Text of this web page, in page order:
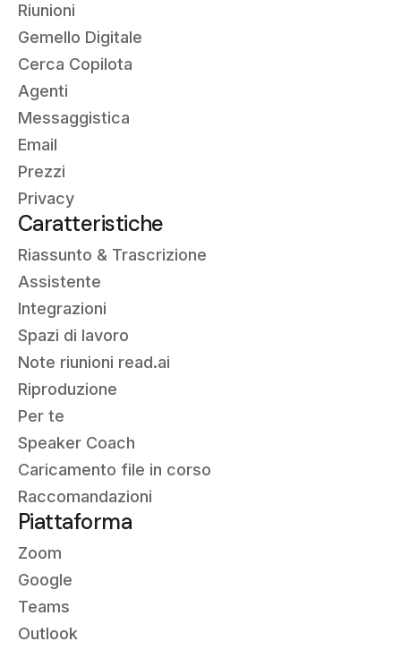
Riunioni
Gemello Digitale
Cerca Copilota
Agenti
Messaggistica
Email
Prezzi
Privacy
Caratteristiche
Riassunto & Trascrizione
Assistente
Integrazioni
Spazi di lavoro
Note riunioni read.ai
Riproduzione
Per te
Speaker Coach
Caricamento file in corso
Raccomandazioni
Piattaforma
Zoom
Google
Teams
Outlook